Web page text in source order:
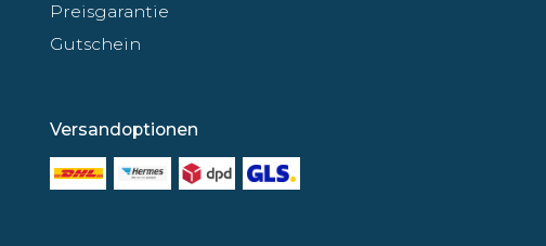
Preisgarantie
Gutschein
Versandoptionen